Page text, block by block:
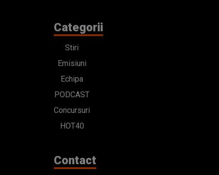
Categorii
Stiri
Emisiuni
Echipa
PODCAST
Concursuri
HOT40
Contact